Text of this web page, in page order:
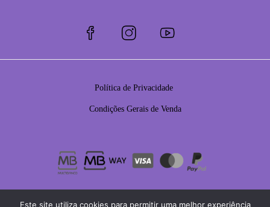
Política de Privacidade
Condições Gerais de Venda
Este site utiliza cookies para permitir uma melhor experiência